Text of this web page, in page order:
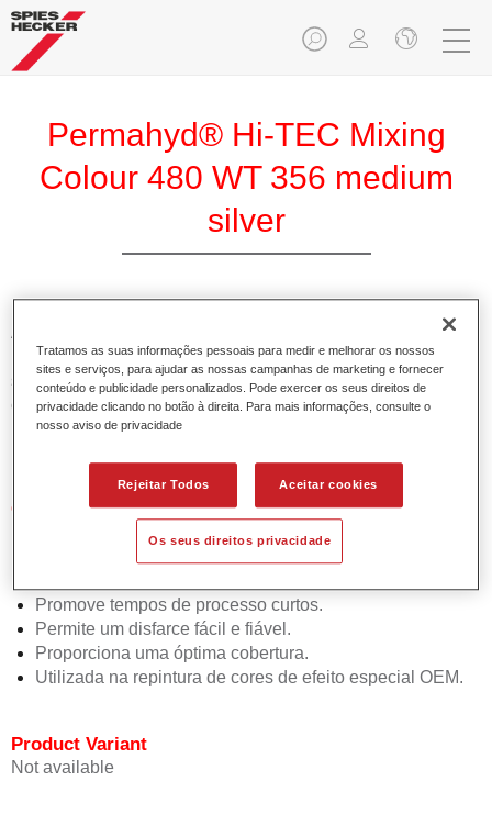
Permahyd® Hi-TEC Mixing
Colour 480 WT 356 medium
silver
A Base Permahyd Hi-TEC é adequada para utilização com
Permahyd Base Bicamada Hi-TEC 480, um inovador
sistema de base bicamada aquosa. Este sistema de mistura
contém todas as cores lisas e de efeito necessárias para a
repintura de alta qualidade de veículos automóveis de
Características do produto
Simples e rápido de aplicar.
Promove tempos de processo curtos.
Permite um disfarce fácil e fiável.
Proporciona uma óptima cobertura.
Utilizada na repintura de cores de efeito especial OEM.
Product Variant
Not available
Tratamos as suas informações pessoais para medir e melhorar os nossos
sites e serviços, para ajudar as nossas campanhas de marketing e fornecer
conteúdo e publicidade personalizados. Pode exercer os seus direitos de
privacidade clicando no botão à direita. Para mais informações, consulte o
nosso aviso de privacidade
Rejeitar Todos Aceitar cookies
Os seus direitos privacidade